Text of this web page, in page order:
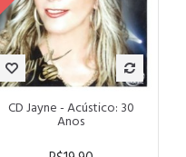
CD Jayne - Acústico: 30
Anos